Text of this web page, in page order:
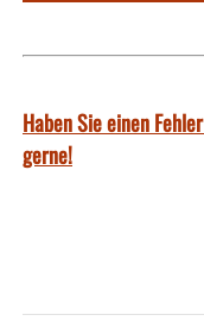
Haben Sie einen
gerne!